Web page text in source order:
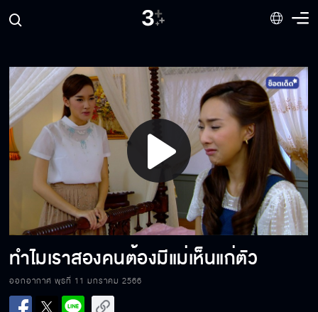
Play
Video
ทำไมเราสองคนต้องมีแม่เห็นแก่ตัว
ออกอากาศ พุธที่ 11 มกราคม 2566
อย่าทำให้รู้สึกผิดไปมากกว่านี้เลย
นี่ห้องหอของเรา
คุณสินะที่วางยา